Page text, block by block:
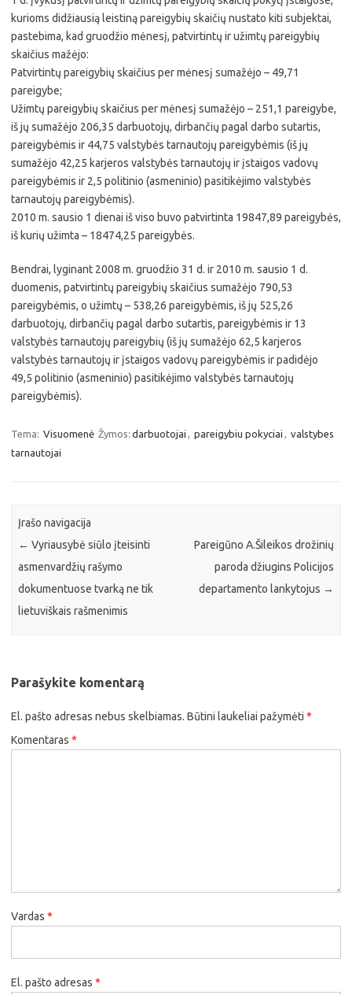
kurioms didžiausią leistiną pareigybių skaičių nustato kiti subjektai,
pastebima, kad gruodžio mėnesį, patvirtintų ir užimtų pareigybių
skaičius mažėjo:
Patvirtintų pareigybių skaičius per mėnesį sumažėjo – 49,71
pareigybe;
Užimtų pareigybių skaičius per mėnesį sumažėjo – 251,1 pareigybe,
iš jų sumažėjo 206,35 darbuotojų, dirbančių pagal darbo sutartis,
pareigybėmis ir 44,75 valstybės tarnautojų pareigybėmis (iš jų
sumažėjo 42,25 karjeros valstybės tarnautojų ir įstaigos vadovų
pareigybėmis ir 2,5 politinio (asmeninio) pasitikėjimo valstybės
tarnautojų pareigybėmis).
2010 m. sausio 1 dienai iš viso buvo patvirtinta 19847,89 pareigybės,
iš kurių užimta – 18474,25 pareigybės.
Bendrai, lyginant 2008 m. gruodžio 31 d. ir 2010 m. sausio 1 d.
duomenis, patvirtintų pareigybių skaičius sumažėjo 790,53
pareigybėmis, o užimtų – 538,26 pareigybėmis, iš jų 525,26
darbuotojų, dirbančių pagal darbo sutartis, pareigybėmis ir 13
valstybės tarnautojų pareigybių (iš jų sumažėjo 62,5 karjeros
valstybės tarnautojų ir įstaigos vadovų pareigybėmis ir padidėjo
49,5 politinio (asmeninio) pasitikėjimo valstybės tarnautojų
pareigybėmis).
Tema: Visuomenė Žymos: darbuotojai , pareigybiu pokyciai , valstybes
tarnautojai
Įrašo navigacija
← Vyriausybė siūlo įteisinti
asmenvardžių rašymo
dokumentuose tvarką ne tik
lietuviškais rašmenimis
Pareigūno A.Šileikos drožinių
paroda džiugins Policijos
departamento lankytojus →
Parašykite komentarą
El. pašto adresas nebus skelbiamas. Būtini laukeliai pažymėti *
Komentaras *
Vardas *
El. pašto adresas *